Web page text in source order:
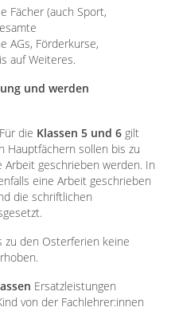
Fächer (auch Sport,
AGs, Förderkurse,
auf Weiteres.
und werden
die Klassen 5 und 6 gilt
Hauptfächern sollen bis zu
geschrieben werden. In
eine Arbeit geschrieben
die schriftlichen
zu den Osterferien keine
Ersatzleistungen
von der Fachlehrer:innen